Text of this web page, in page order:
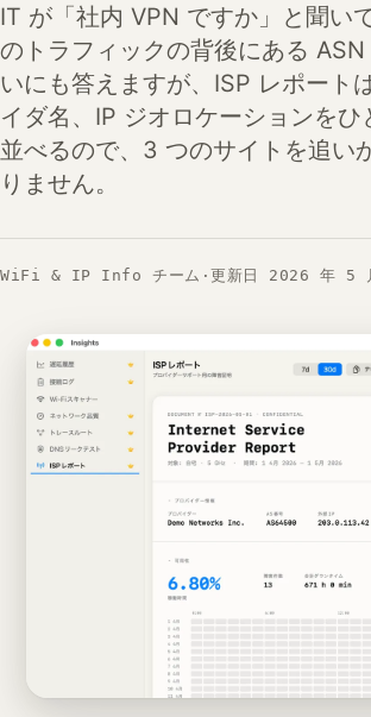
IT が「社内 VPN ですか」と聞い
のトラフィックの背後にある
いにも答えますが、ISP レポート
イダ名、IP ジオロケーションをひ
並べるので、3 つのサイトを追い
りません。
WiFi & IP Info チーム ·更新日 2026 年 5